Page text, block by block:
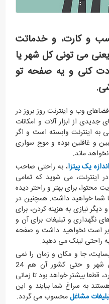
و کارت، و خدماتت
می تونی کل شهر یا
کنی و یه صفحه تو
وب و اینترنت روز بروز در
از ابزار آلات و امکانات
به اینترنت وابسته است و اگر
و غافلین بوده و موج سواری
ماند.
یک پیتزا، به راحتی صاحب
می شوید که تمامی
برای بهتر و راحتر دیده
شما خواهید داشت. همچنین در
نیازی به هزینه کردن، برای
نگهداری و تبلیغات برای آن و
بر است نخواهید داشت و صفحه
راحتی لینک می دهید.
جا و مکان و زمان را نمی
شناسند و هر شخصی از هر کجای شهر و حتی کشور آن هم 24
قطعا بیشتر خواهد بود تا زمانی
به سراغ شما بیایند و این
مشاغلمحسوب می گردد.